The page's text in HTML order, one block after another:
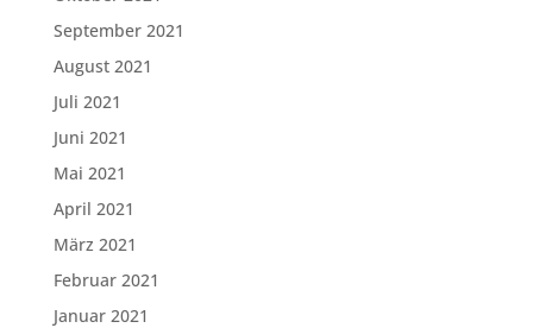
September 2021
August 2021
Juli 2021
Juni 2021
Mai 2021
April 2021
März 2021
Februar 2021
Januar 2021